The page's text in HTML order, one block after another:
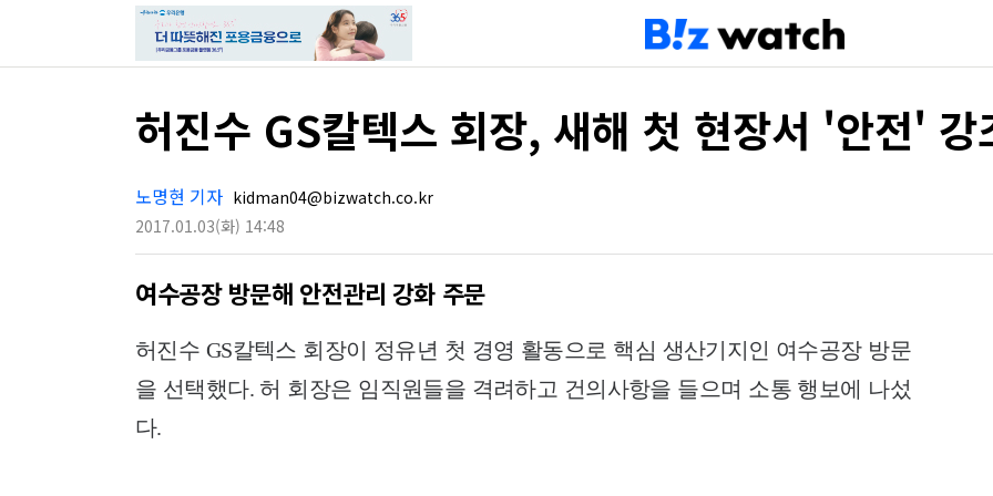
허진수 GS칼텍스 회장, 새해 첫 현장서 '안전' 강
노명현 기자 kidman04@bizwatch.co.kr
2017.01.03(화) 14:48
여수공장 방문해 안전관리 강화 주문
허진수 GS칼텍스 회장이 정유년 첫 경영 활동으로 핵심 생산기지인 여수공장 방문
을 선택했다. 허 회장은 임직원들을 격려하고 건의사항을 들으며 소통 행보에 나섰
다.